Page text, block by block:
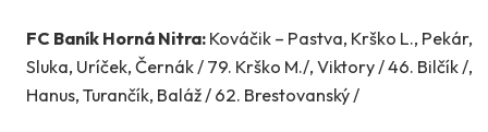
FC Baník Horná Nitra: Kováčik – Pastva, Krško L., Pekár,
Sluka, Uríček, Černák / 79. Krško M./, Viktory / 46. Bilčík /,
Hanus, Turančík, Baláž / 62. Brestovanský /